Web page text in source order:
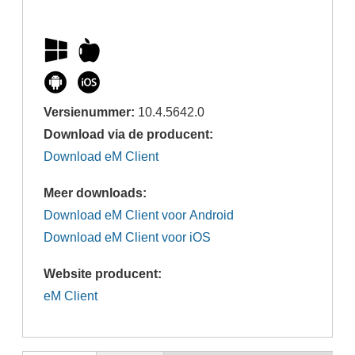
Versienummer: 10.4.5642.0
Download via de producent:
Download eM Client
Meer downloads:
Download eM Client voor Android
Download eM Client voor iOS
Website producent:
eM Client